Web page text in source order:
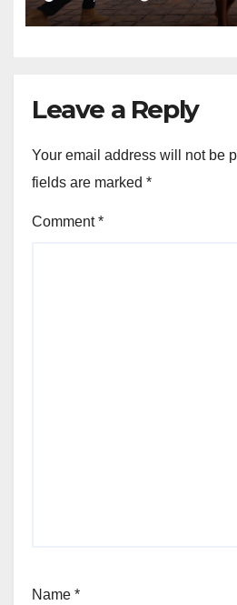
Leave a Reply
Your email address will not be
fields are marked *
Comment*
Name *